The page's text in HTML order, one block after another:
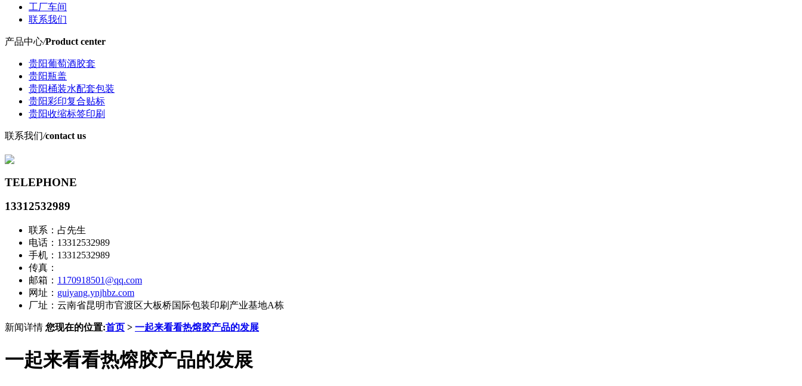
工厂车间
联系我们
产品中心/Product center
贵阳葡萄酒胶套
贵阳瓶盖
贵阳桶装水配套包装
贵阳彩印复合贴标
贵阳收缩标签印刷
联系我们/contact us
TELEPHONE
13312532989
联系：占先生
电话：13312532989
手机：13312532989
传真：
邮箱： 1170918501@qq.com
网址： guiyang.ynjhbz.com
厂址：云南省昆明市官渡区大板桥国际包装印刷产业基地A栋
新闻详情 您现在的位置:首页 > 一起来看看热熔胶产品的发展
一起来看看热熔胶产品的发展